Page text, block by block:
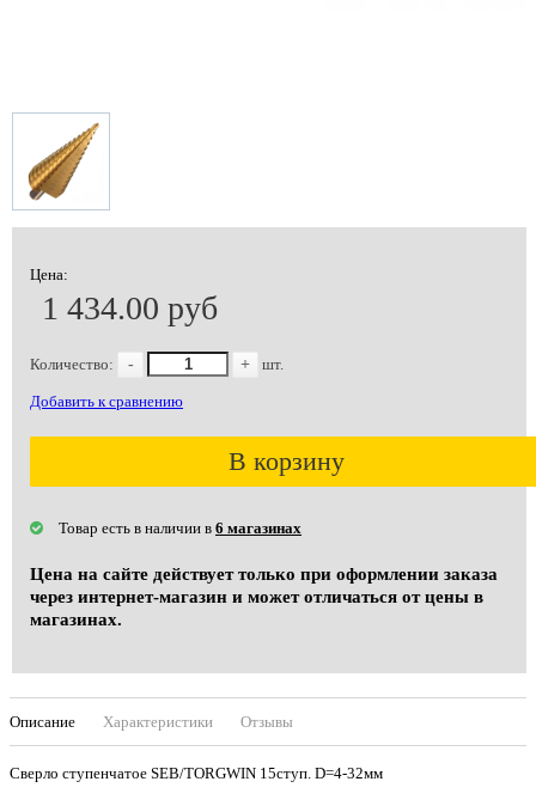
Цена:
1 434.00 руб
Количество: - + шт.
Добавить к сравнению
В корзину
Товар есть в наличии в 6 магазинах
Цена на сайте действует только при оформлении заказа
через интернет-магазин и может отличаться от цены в
магазинах.
Описание Характеристики Отзывы
Сверло ступенчатое SEB/TORGWIN 15ступ. D=4-32мм